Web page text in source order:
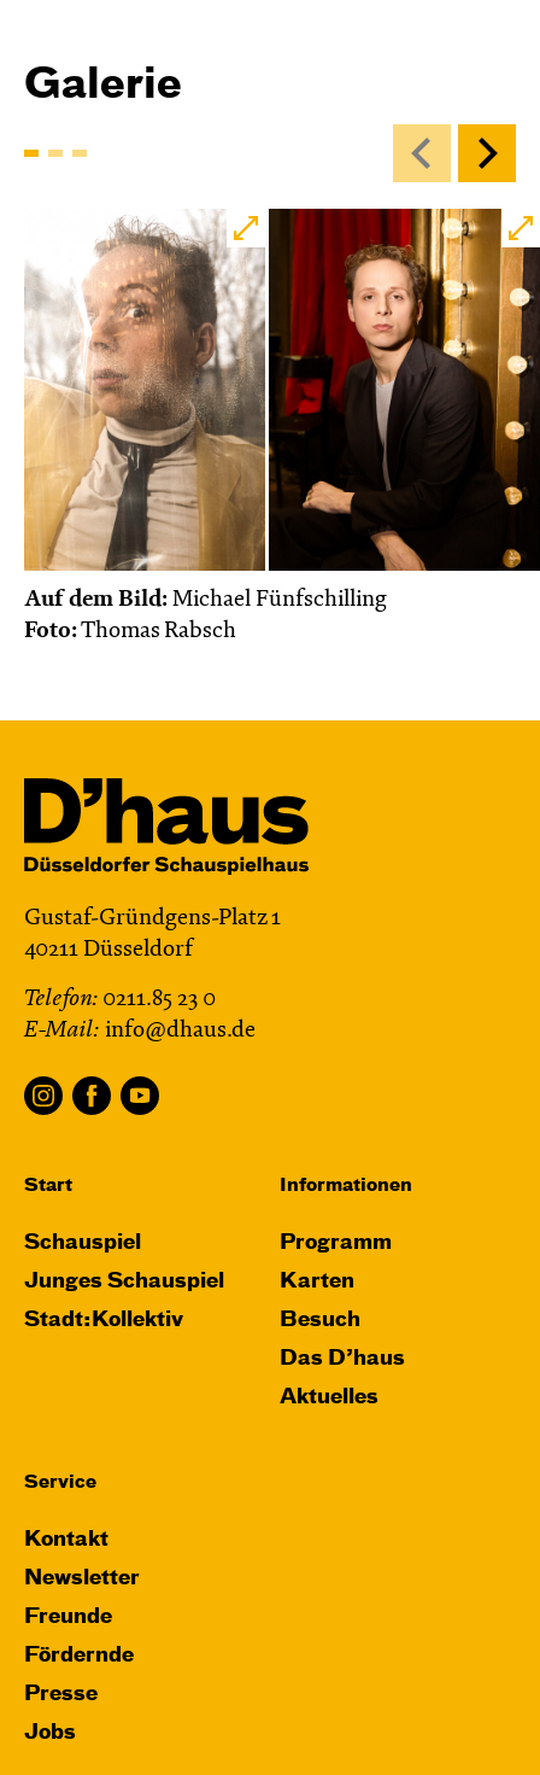
Galerie
Auf dem Bild: Michael Fünfschilling
Foto:Thomas Rabsch
Gustaf-Gründgens-Platz 1
40211 Düsseldorf
Telefon: 0211.85 23 0
E-Mail: info@dhaus.de
Start
Schauspiel
Junges Schauspiel
Stadt:Kollektiv
Informationen
Programm
Karten
Besuch
Das D’haus
Aktuelles
Service
Kontakt
Newsletter
Freunde
Fördernde
Presse
Jobs